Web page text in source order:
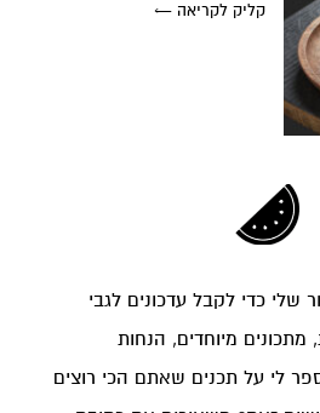
קליק לקריאה ←
שלי כדי לקבל עדכונים לגבי
מיוחדים, הנחות
לי על תכנים שאתם הכי רוצים